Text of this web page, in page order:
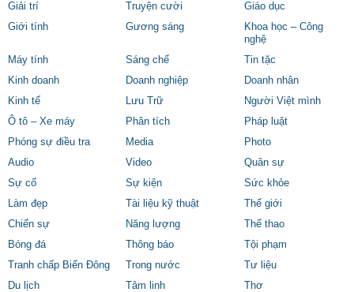
Giải trí
Truyện cười
Giáo dục
Giới tính
Gương sáng
Khoa học – Công
nghệ
Máy tính
Sáng chế
Tin tặc
Kinh doanh
Doanh nghiệp
Doanh nhân
Kinh tế
Lưu Trữ
Người Việt mình
Ô tô – Xe máy
Phân tích
Pháp luật
Phóng sự điều tra
Media
Photo
Audio
Video
Quân sự
Sự cố
Sự kiện
Sức khỏe
Làm đẹp
Tài liệu kỹ thuật
Thế giới
Chiến sự
Năng lượng
Thể thao
Bóng đá
Thông báo
Tội phạm
Tranh chấp Biển Đông
Trong nước
Tư liệu
Du lịch
Tâm linh
Thơ